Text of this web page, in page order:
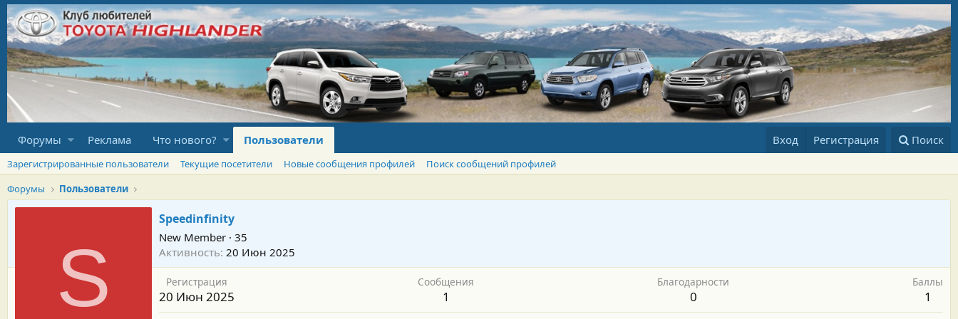
Форумы Реклама Что нового? Пользователи Вход Регистрация Поиск
Зарегистрированные пользователи Текущие посетители Новые сообщения профилей
Поиск сообщений профилей
Форумы
Пользователи
S
Speedinfinity
New Member · 35
Активность 20 Июн 2025
Регистрация
20 Июн 2025
Сообщения
1
Благодарности
0
Баллы
1